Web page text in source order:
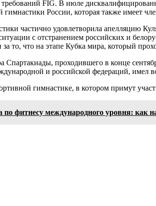
FIG. В июле
гимнастики России, которая также имеет
частично удовлетворила апелляцию
с отстранением российских и
то, что на этапе Кубка мира, который
Спартакиады, проходившего в конце
и российской федераций, имел
гимнастике, в котором примут
фитнесу международного уровня: как